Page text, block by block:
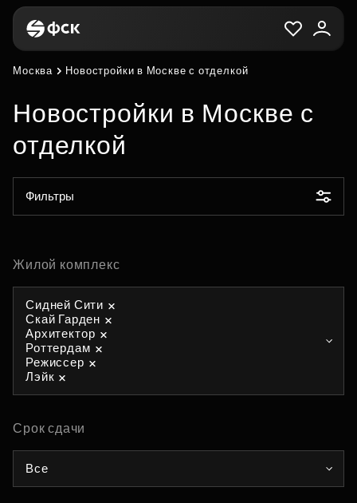
Москва Новостройки в Москве с отделкой
Новостройки в Москве с
отделкой
Фильтры
Жилой комплекс
Сидней Сити
Скай Гарден
Архитектор
Роттердам
Режиссер
Лэйк
Срок сдачи
Все